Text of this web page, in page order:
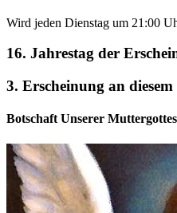
Wird jeden Dienstag um 21:00
16. Jahrestag der
3. Erscheinung an diesem
Botschaft Unserer Muttergottes